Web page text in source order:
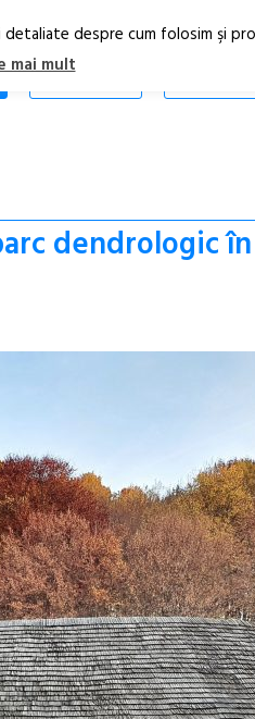
dendrologic
despre cum folosim şi
mai mult